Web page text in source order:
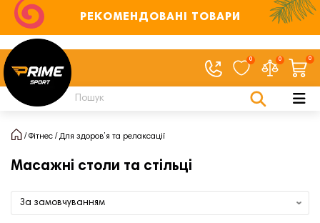
РЕКОМЕНДОВАНІ ТОВАРИ
0 0 0
Фітнес Для здоров’я та релаксації
Масажні столи та стільці